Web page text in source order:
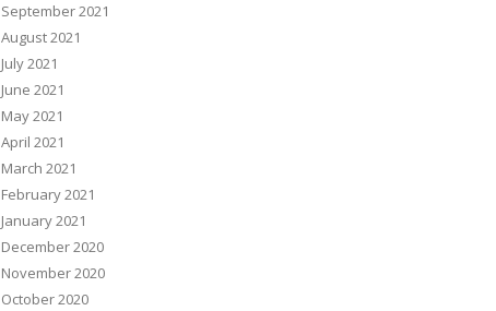
September 2021
August 2021
July 2021
June 2021
May 2021
April 2021
March 2021
February 2021
January 2021
December 2020
November 2020
October 2020